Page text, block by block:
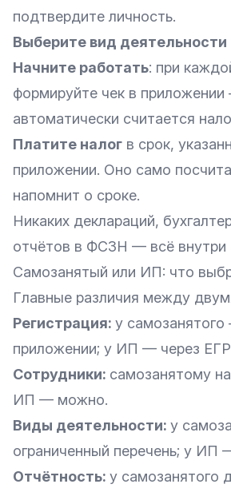
подтвердите личность.
Выберите вид деятельности
Начните работать: при
формируйте чек в
автоматически считается
Платите налог в срок,
приложении. Оно само
напомнит о сроке.
Никаких деклараций,
отчётов в ФСЗН — всё внутри
Самозанятый или ИП: что
Главные различия между
Регистрация: у
приложении; у ИП — через
Сотрудники: самозанятому
ИП — можно.
Виды деятельности: у
ограниченный перечень; у ИП
Отчётность: у самозанятого